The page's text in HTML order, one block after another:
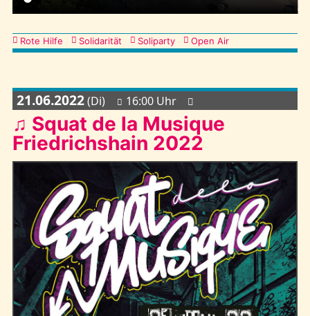
Kategorien
Rote Hilfe Solidarität Soliparty Open Air
21.06.2022(Di) 16:00 Uhr
♫ Squat de la Musique
Friedrichshain 2022